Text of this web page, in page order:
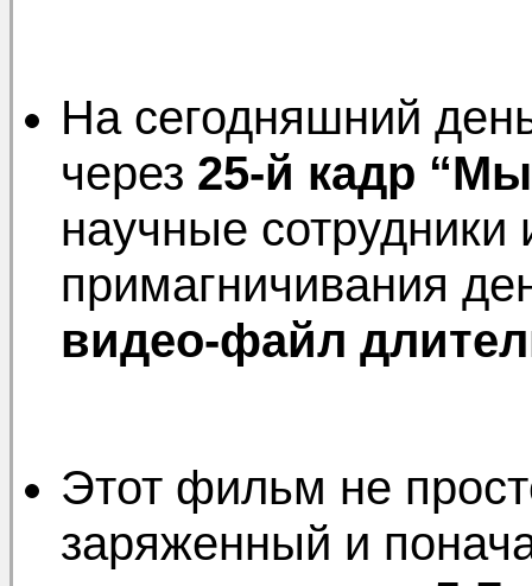
На сегодняшний
через 25-й кадр
научные сотрудники
примагничивания
видео-файл
Этот фильм не
заряженный и